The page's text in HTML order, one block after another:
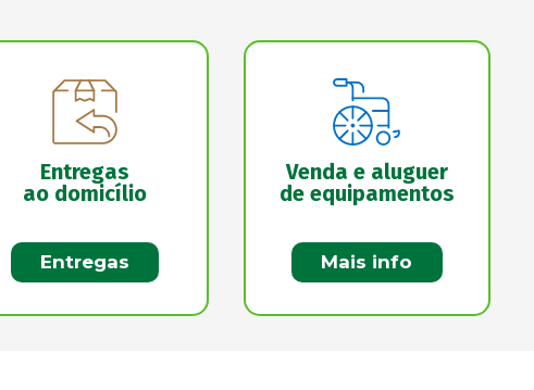
Entregas
ao domicílio
Entregas
Venda e aluguer
de equipamentos
Mais info